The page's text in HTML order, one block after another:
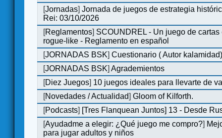
[Jornadas]Jornada de juegos de estrategia
Rei: 03/10/2026
[Reglamentos] SCOUNDREL - Un juego de cartas
rogue-like - Reglamento en español
[JORNADAS BSK]Cuestionario ( Autor
[JORNADAS BSK]Agrademientos
[Diez Juegos] 10 juegos ideales para llevarte de
[Novedades / Actualidad]Gloom of Kilforth.
[Podcasts] [Tres Flanquean Juntos] 13 - Desde
[Ayudadme a elegir: ¿Qué juego me compro?]
para jugar adultos y niños